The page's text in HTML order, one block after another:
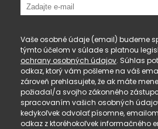
Vaše osobné údaje (email) budeme
týmto účelom v súlade s platnou
ochrany osobných údajov. Súhlas
odkaz, ktorý vám pošleme na váš
zároveň prehlasujete, že ak máte
požiadal/a svojho zákonného
spracovaním vašich osobných
kedykoľvek odvolať písomne,
odkaz z ktoréhokoľvek informačného